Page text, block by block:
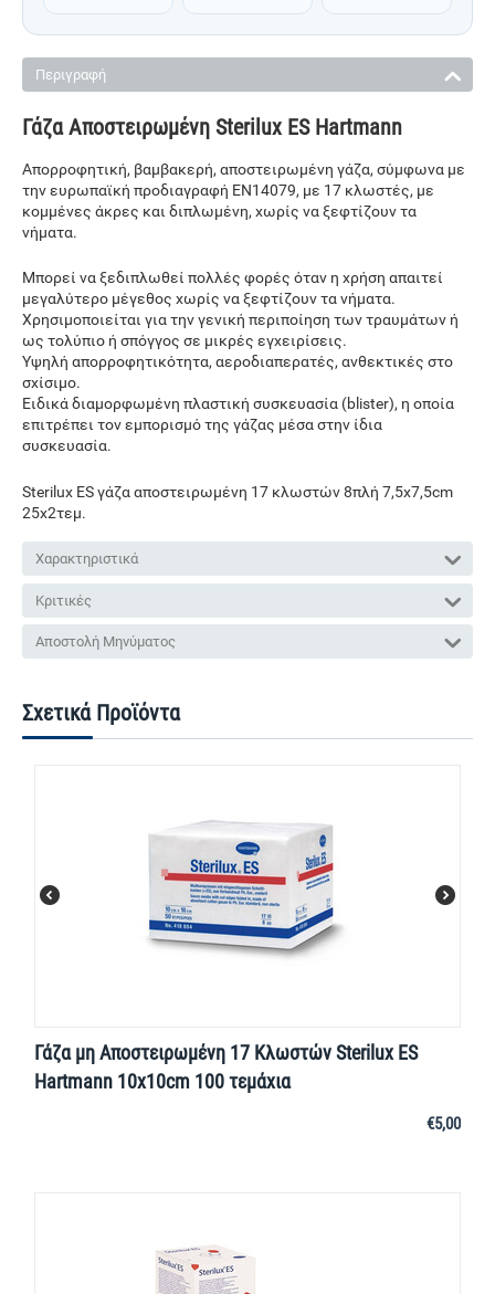
Περιγραφή
Γάζα Αποστειρωμένη Sterilux ES Hartmann
Απορροφητική, βαμβακερή, αποστειρωμένη γάζα, σύμφωνα με
την ευρωπαϊκή προδιαγραφή ΕΝ14079, με 17 κλωστές, με
κομμένες άκρες και διπλωμένη, χωρίς να ξεφτίζουν τα
νήματα.
Μπορεί να ξεδιπλωθεί πολλές φορές όταν η χρήση απαιτεί
μεγαλύτερο μέγεθος χωρίς να ξεφτίζουν τα νήματα.
Χρησιμοποιείται για την γενική περιποίηση των τραυμάτων ή
ως τολύπιο ή σπόγγος σε μικρές εγχειρίσεις.
Υψηλή απορροφητικότητα, αεροδιαπερατές, ανθεκτικές στο
σχίσιμο.
Ειδικά διαμορφωμένη πλαστική συσκευασία (blister), η οποία
επιτρέπει τον εμπορισμό της γάζας μέσα στην ίδια
συσκευασία.
Sterilux ES γάζα αποστειρωμένη 17 κλωστών 8πλή 7,5x7,5cm
25x2τεμ.
Χαρακτηριστικά
Κριτικές
Αποστολή Μηνύματος
Σχετικά Προϊόντα
Γάζα μη Αποστειρωμένη 17 Κλωστών Sterilux ES
Hartmann 10x10cm 100 τεμάχια
€5,00